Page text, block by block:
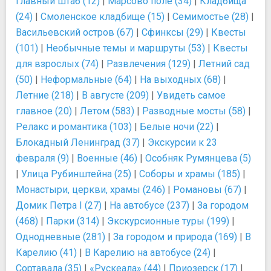
(24) | Смоленское кладбище (15) | Семимостье (28) |
Васильевский остров (67) | Сфинксы (29) | Квесты
(101) | Необычные темы и маршруты (53) | Квесты
для взрослых (74) | Развлечения (129) | Летний сад
(50) | Неформальные (64) | На выходных (68) |
Летние (218) | В августе (209) | Увидеть самое
главное (20) | Летом (583) | Разводные мосты (58) |
Релакс и романтика (103) | Белые ночи (22) |
Блокадный Ленинград (37) | Экскурсии к 23
февраля (9) | Военные (46) | Особняк Румянцева (5)
| Улица Рубинштейна (25) | Соборы и храмы (185) |
Монастыри, церкви, храмы (246) | Романовы (67) |
Домик Петра I (27) | На автобусе (237) | За городом
(468) | Парки (314) | Экскурсионные туры (199) |
Однодневные (281) | За городом и природа (169) | В
Карелию (41) | В Карелию на автобусе (24) |
Сортавала (35) | «Рускеала» (44) | Приозерск (17) |